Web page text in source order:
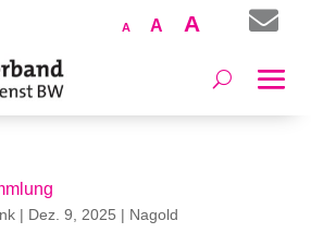
A Decrease
A Reset
A Increase
size.

| Dez. 9, 2025 | Nagold